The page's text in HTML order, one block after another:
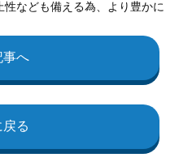
なども備える為、より豊かに
事へ
る